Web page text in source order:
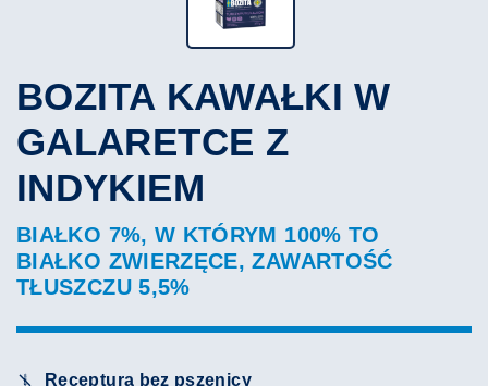
BOZITA KAWAŁKI W
GALARETCE Z
INDYKIEM
BIAŁKO 7%, W KTÓRYM 100% TO
BIAŁKO ZWIERZĘCE, ZAWARTOŚĆ
TŁUSZCZU 5,5%
Receptura bez pszenicy